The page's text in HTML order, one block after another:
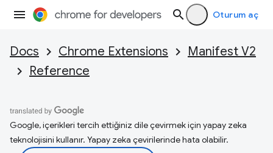
Oturum aç
Docs Chrome Extensions
Manifest V2
Reference
Google, içerikleri tercih ettiğiniz dile çevirmek için yapay zeka
teknolojisini kullanır. Yapay zeka çevirilerinde hata olabilir.